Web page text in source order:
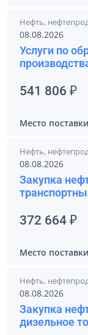
Нефть,
08.08.2026
Услуги по
541 806 ₽
Место
Нефть,
08.08.2026
Закупка
372 664 ₽
Место
Нефть,
08.08.2026
Закупка
дизельное